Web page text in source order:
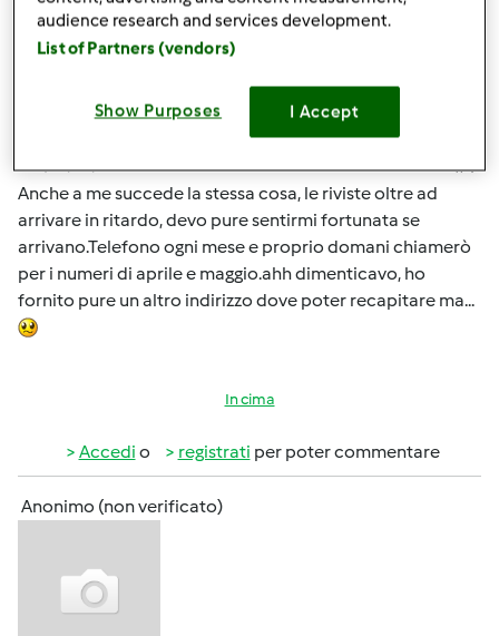
Mer, 05/02/2012 - 18:48
#4
Anche a me succede la stessa cosa, le riviste oltre ad
arrivare in ritardo, devo pure sentirmi fortunata se
arrivano.Telefono ogni mese e proprio domani chiamerò
per i numeri di aprile e maggio.ahh dimenticavo, ho
fornito pure un altro indirizzo dove poter recapitare ma...
In cima
Accedi o registrati per poter commentare
Anonimo (non verificato)
audience research and services development.
List of Partners (vendors)
Show Purposes I Accept